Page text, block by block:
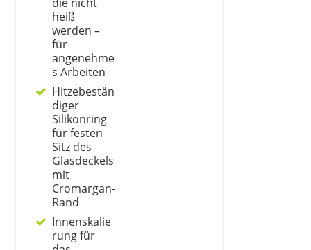
heiß
werden –
für
angenehme
s Arbeiten
Hitzebestän
diger
Silikonring
für festen
Sitz des
Glasdeckels
mit
Cromargan-
Rand
Innenskalie
rung für